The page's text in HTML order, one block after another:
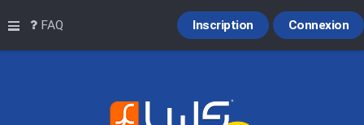
Raccourcis
FAQ Connexion
Inscription